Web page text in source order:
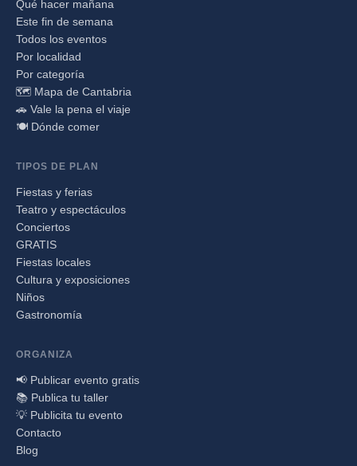
Qué hacer mañana
Este fin de semana
Todos los eventos
Por localidad
Por categoría
🗺️ Mapa de Cantabria
🚗 Vale la pena el viaje
🍽️ Dónde comer
TIPOS DE PLAN
Fiestas y ferias
Teatro y espectáculos
Conciertos
GRATIS
Fiestas locales
Cultura y exposiciones
Niños
Gastronomía
ORGANIZA
📢 Publicar evento gratis
📚 Publica tu taller
💡 Publicita tu evento
Contacto
Blog